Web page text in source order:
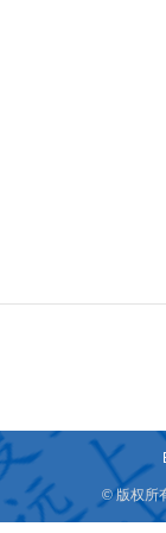
© 版权所